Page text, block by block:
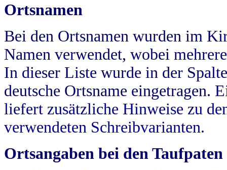
Ortsnamen
Bei den Ortsnamen wurden im
Namen verwendet, wobei
In dieser Liste wurde in der
deutsche Ortsname eingetragen.
liefert zusätzliche Hinweise zu
verwendeten Schreibvarianten.
Ortsangaben bei den Taufpaten